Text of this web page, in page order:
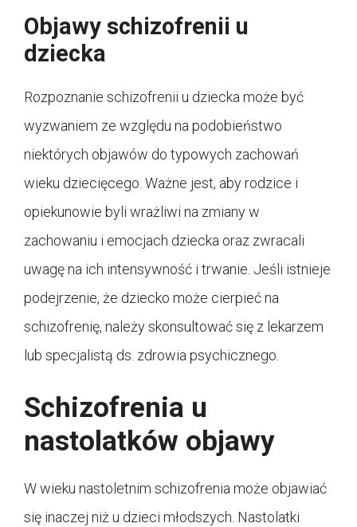
Objawy schizofrenii u
dziecka
Rozpoznanie schizofrenii u dziecka może być
wyzwaniem ze względu na podobieństwo
niektórych objawów do typowych zachowań
wieku dziecięcego. Ważne jest, aby rodzice i
opiekunowie byli wrażliwi na zmiany w
zachowaniu i emocjach dziecka oraz zwracali
uwagę na ich intensywność i trwanie. Jeśli istnieje
podejrzenie, że dziecko może cierpieć na
schizofrenię, należy skonsultować się z lekarzem
lub specjalistą ds. zdrowia psychicznego.
Schizofrenia u
nastolatków objawy
W wieku nastoletnim schizofrenia może objawiać
się inaczej niż u dzieci młodszych. Nastolatki